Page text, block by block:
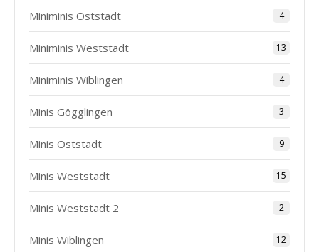
Miniminis Oststadt 4
Miniminis Weststadt 13
Miniminis Wiblingen 4
Minis Gögglingen 3
Minis Oststadt 9
Minis Weststadt 15
Minis Weststadt 2 2
Minis Wiblingen 12